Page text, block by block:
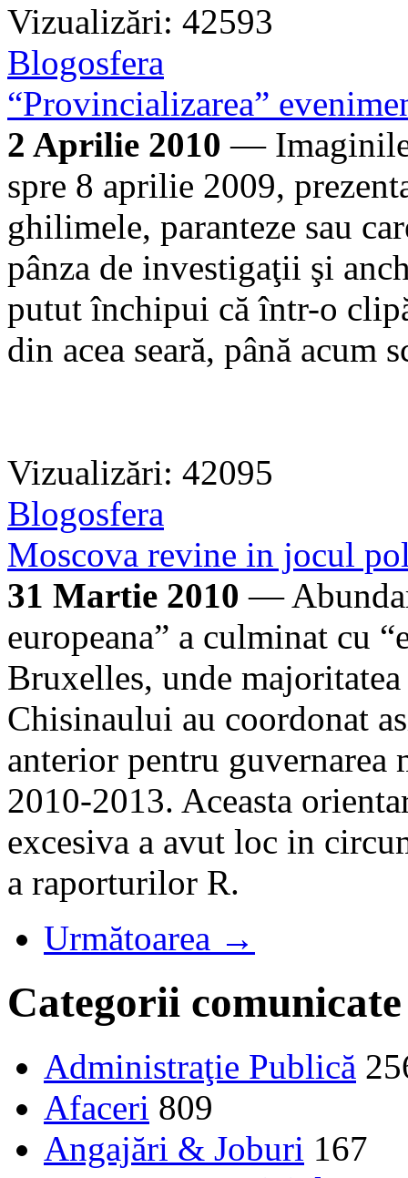
Vizualizări: 42593
Blogosfera
“Provincializarea”
2 Aprilie 2010 — Imaginile
spre 8 aprilie 2009,
ghilimele, paranteze sau
pânza de investigaţii şi
putut închipui că într-o
din acea seară, până acum
Vizualizări: 42095
Blogosfera
Moscova revine in jocul
31 Martie 2010 —
europeana” a culminat cu
Bruxelles, unde
Chisinaului au coordonat
anterior pentru guvernarea
2010-2013. Aceasta
excesiva a avut loc in
a raporturilor R.
Următoarea →
Categorii comunicate
Administraţie Publică
Afaceri 809
Angajări & Joburi 167